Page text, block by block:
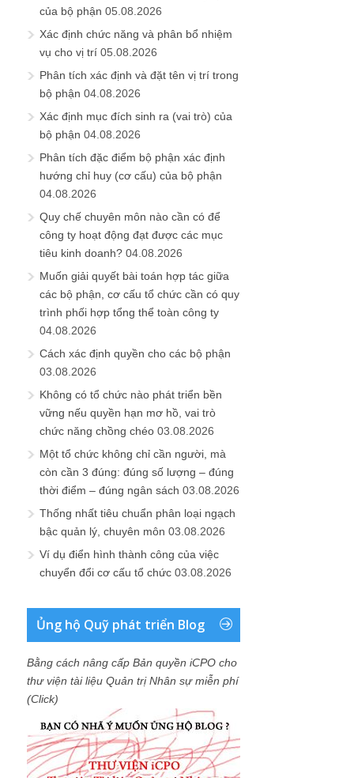
của bộ phận 05.08.2026
Xác định chức năng và phân bổ nhiệm
vụ cho vị trí 05.08.2026
Phân tích xác định và đặt tên vị trí trong
bộ phận 04.08.2026
Xác định mục đích sinh ra (vai trò) của
bộ phận 04.08.2026
Phân tích đặc điểm bộ phận xác định
hướng chỉ huy (cơ cấu) của bộ phận
04.08.2026
Quy chế chuyên môn nào cần có để
công ty hoạt động đạt được các mục
tiêu kinh doanh? 04.08.2026
Muốn giải quyết bài toán hợp tác giữa
các bộ phận, cơ cấu tổ chức cần có quy
trình phối hợp tổng thể toàn công ty
04.08.2026
Cách xác định quyền cho các bộ phận
03.08.2026
Không có tổ chức nào phát triển bền
vững nếu quyền hạn mơ hồ, vai trò
chức năng chồng chéo 03.08.2026
Một tổ chức không chỉ cần người, mà
còn cần 3 đúng: đúng số lượng – đúng
thời điểm – đúng ngân sách 03.08.2026
Thống nhất tiêu chuẩn phân loại ngạch
bậc quản lý, chuyên môn 03.08.2026
Ví dụ điển hình thành công của việc
chuyển đổi cơ cấu tổ chức 03.08.2026
Ủng hộ Quỹ phát triển Blog
Bằng cách nâng cấp Bản quyền iCPO cho
thư viện tài liệu Quản trị Nhân sự miễn phí
(Click)